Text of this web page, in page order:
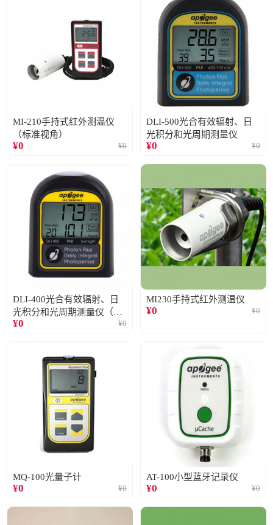
MI-210手持式红外测温仪
（标准视角）
¥0 ¥0
DLI-500光合有效辐射、日
光积分和光周期测量仪
¥0 ¥0
DLI-400光合有效辐射、日
光积分和光周期测量仪（仅
阳光）
¥0 ¥0
MI230手持式红外测温仪
¥0 ¥0
MQ-100光量子计
¥0 ¥0
AT-100小型蓝牙记录仪
¥0 ¥0